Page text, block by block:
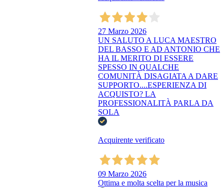
27 Marzo 2026
UN SALUTO A LUCA MAESTRO
DEL BASSO E AD ANTONIO CHE
HA IL MERITO DI ESSERE
SPESSO IN QUALCHE
COMUNITÀ DISAGIATA A DARE
SUPPORTO....ESPERIENZA DI
ACQUISTO? LA
PROFESSIONALITÀ PARLA DA
SOLA
Acquirente verificato
09 Marzo 2026
Ottima e molta scelta per la musica